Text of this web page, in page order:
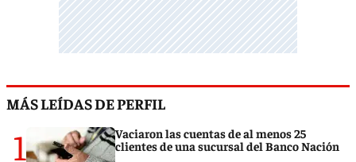
MÁS LEÍDAS DE PERFIL
1
Vaciaron las cuentas de al menos 25
clientes de una sucursal del Banco Nación